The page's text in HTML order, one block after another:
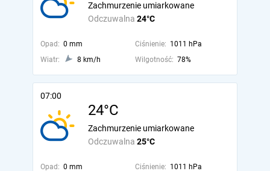
Odczuwalna 24°C
Zachmurzenie umiarkowane
Opad: 0 mm Ciśnienie: 1011 hPa
Wiatr:
8 km/h Wilgotność: 78%
07:00
24°C
Odczuwalna 25°C
Zachmurzenie umiarkowane
Opad: 0 mm Ciśnienie: 1011 hPa